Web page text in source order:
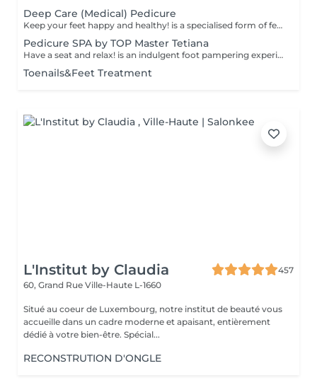
Deep Care (Medical) Pedicure
Keep your feet happy and healthy! is a specialised form of feet treatment where a nail master eliminates such problems as calluses, cracks and deformed nails etc. How is Deep Care (Medical) Pedicure done? - problem is identified - feet are disinfected and softened - calloused skin is removed - nail plate is treated - skin is treated - medical cream is applied Age restrictions: recommended to do from 16 years. Post procedure recommendations: professional home care is recommended after the procedure. Frequency: once in 3-4 weeks.
Pedicure SPA by TOP Master Tetiana
Have a seat and relax! is an indulgent foot pampering experience that typically includes exfoliation of the feet, using a foot scrub and a combination of moisturising products. Our masters do edged pedicure. How is a pedicure spa done? - feet are cleansed and soaked - nails are cut, your nail plate is shaped and filed - feet are sunk in water - scrub is applied on feet - mask is applied - the cuticle and side ridges are corrected - heels are cleaned - cuticle oil and feet cream are applied Age restrictions: recommended to do from 14 years. Post procedure recommendations: there are no post recommendations for this procedure. Frequency: once in 3-4 weeks.
Toenails&Feet Treatment
L'Institut by Claudia
457
60, Grand Rue Ville-Haute L-1660
Situé au coeur de Luxembourg, notre institut de beauté vous
accueille dans un cadre moderne et apaisant, entièrement
dédié à votre bien-être. Spécial...
RECONSTRUTION D'ONGLE